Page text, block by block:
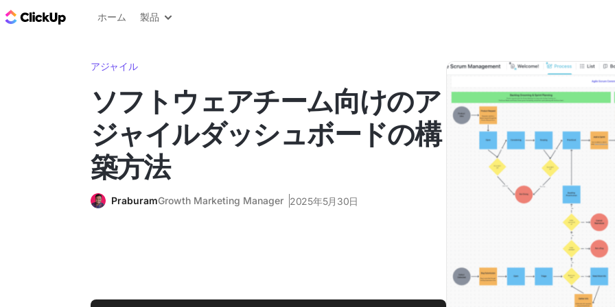
ClickUp ブログ
ホーム 製品
アジャイル
ソフトウェアチーム向けのア
ジャイルダッシュボードの構
築方法
PraburamGrowth Marketing Manager 2025年5月30日